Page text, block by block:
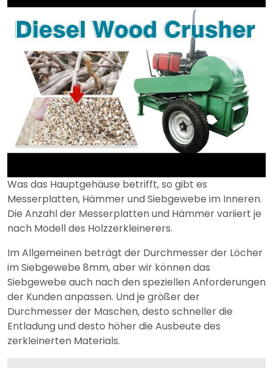
►
Was das Hauptgehäuse betrifft, so gibt es
Messerplatten, Hämmer und Siebgewebe im Inneren.
Die Anzahl der Messerplatten und Hämmer variiert je
nach Modell des Holzzerkleinerers.
Im Allgemeinen beträgt der Durchmesser der Löcher
im Siebgewebe 8mm, aber wir können das
Siebgewebe auch nach den speziellen Anforderungen
der Kunden anpassen. Und je größer der
Durchmesser der Maschen, desto schneller die
Entladung und desto höher die Ausbeute des
zerkleinerten Materials.